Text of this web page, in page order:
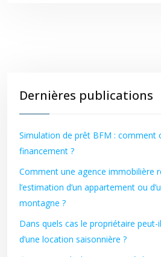
Dernières publications
Simulation de prêt BFM : comment
financement ?
Comment une agence immobilière
l’estimation d’un appartement ou
montagne ?
Dans quels cas le propriétaire
d’une location saisonnière ?